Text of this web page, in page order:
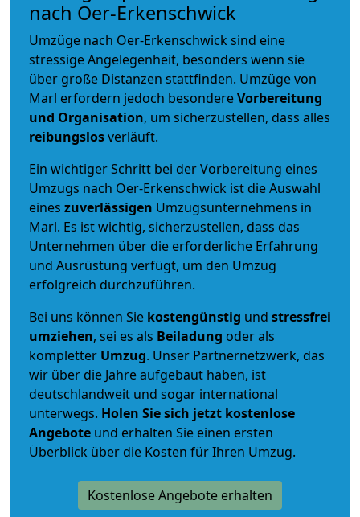
nach Oer-Erkenschwick
Umzüge nach Oer-Erkenschwick sind eine
stressige Angelegenheit, besonders wenn sie
über große Distanzen stattfinden. Umzüge von
Marl erfordern jedoch besondereVorbereitung
und Organisation, um sicherzustellen, dass alles
reibungslosverläuft.
Ein wichtiger Schritt bei der Vorbereitung eines
Umzugs nach Oer-Erkenschwick ist die Auswahl
eines zuverlässigen Umzugsunternehmens in
Marl. Es ist wichtig, sicherzustellen, dass das
Unternehmen über die erforderliche Erfahrung
und Ausrüstung verfügt, um den Umzug
erfolgreich durchzuführen.
Bei uns können Sie kostengünstig und stressfrei
umziehen, sei es als Beiladung oder als
kompletter Umzug. Unser Partnernetzwerk, das
wir über die Jahre aufgebaut haben, ist
deutschlandweit und sogar international
unterwegs. Holen Sie sich jetzt kostenlose
Angebote und erhalten Sie einen ersten
Überblick über die Kosten für Ihren Umzug.
Kostenlose Angebote erhalten